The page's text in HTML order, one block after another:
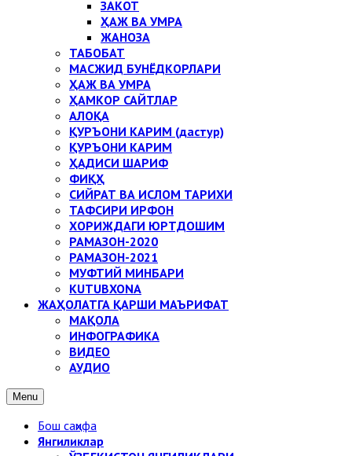
ЗАКОТ
ҲАЖ ВА УМРА
ЖАНОЗА
ТАБОБАТ
МАСЖИД БУНЁДКОРЛАРИ
ҲАЖ ВА УМРА
ҲАМКОР САЙТЛАР
АЛОҚА
ҚУРЪОНИ КАРИМ (дастур)
ҚУРЪОНИ КАРИМ
ҲАДИСИ ШАРИФ
ФИҚҲ
СИЙРАТ ВА ИСЛОМ ТАРИХИ
ТАФСИРИ ИРФОН
ХОРИЖДАГИ ЮРТДОШИМ
РАМАЗОН-2020
РАМАЗОН-2021
МУФТИЙ МИНБАРИ
KUTUBXONA
ЖАҲОЛАТГА ҚАРШИ МАЪРИФАТ
МАҚОЛА
ИНФОГРАФИКА
ВИДЕО
АУДИО
Menu
Бош саҳифа
Янгиликлар